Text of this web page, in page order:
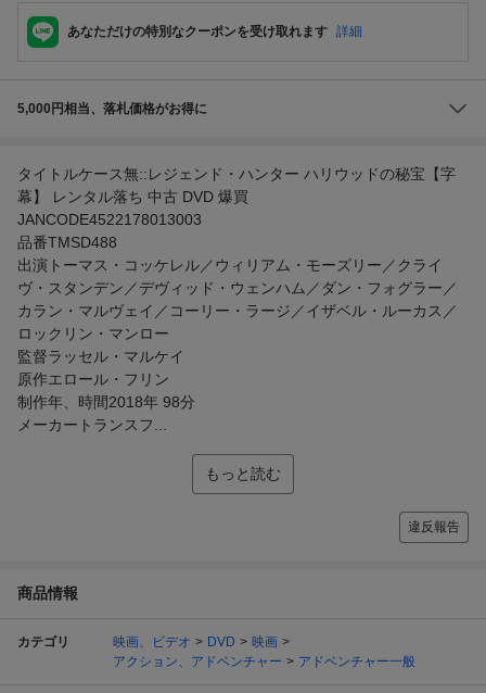
あなただけの特別なクーポンを受け取れます 詳細
5,000円相当、落札価格がお得に
タイトルケース無::レジェンド・ハンター ハリウッドの秘宝【字
幕】 レンタル落ち 中古 DVD 爆買
JANCODE4522178013003
品番TMSD488
出演トーマス・コッケレル／ウィリアム・モーズリー／クライ
ヴ・スタンデン／デヴィッド・ウェンハム／ダン・フォグラー／
カラン・マルヴェイ／コーリー・ラージ／イザベル・ルーカス／
ロックリン・マンロー
監督ラッセル・マルケイ
原作エロール・フリン
制作年、時間2018年 98分
メーカートランスフ...
もっと読む
違反報告
商品情報
カテゴリ 映画、ビデオ DVD
映画
アクション、アドベンチャー
アドベンチャー一般